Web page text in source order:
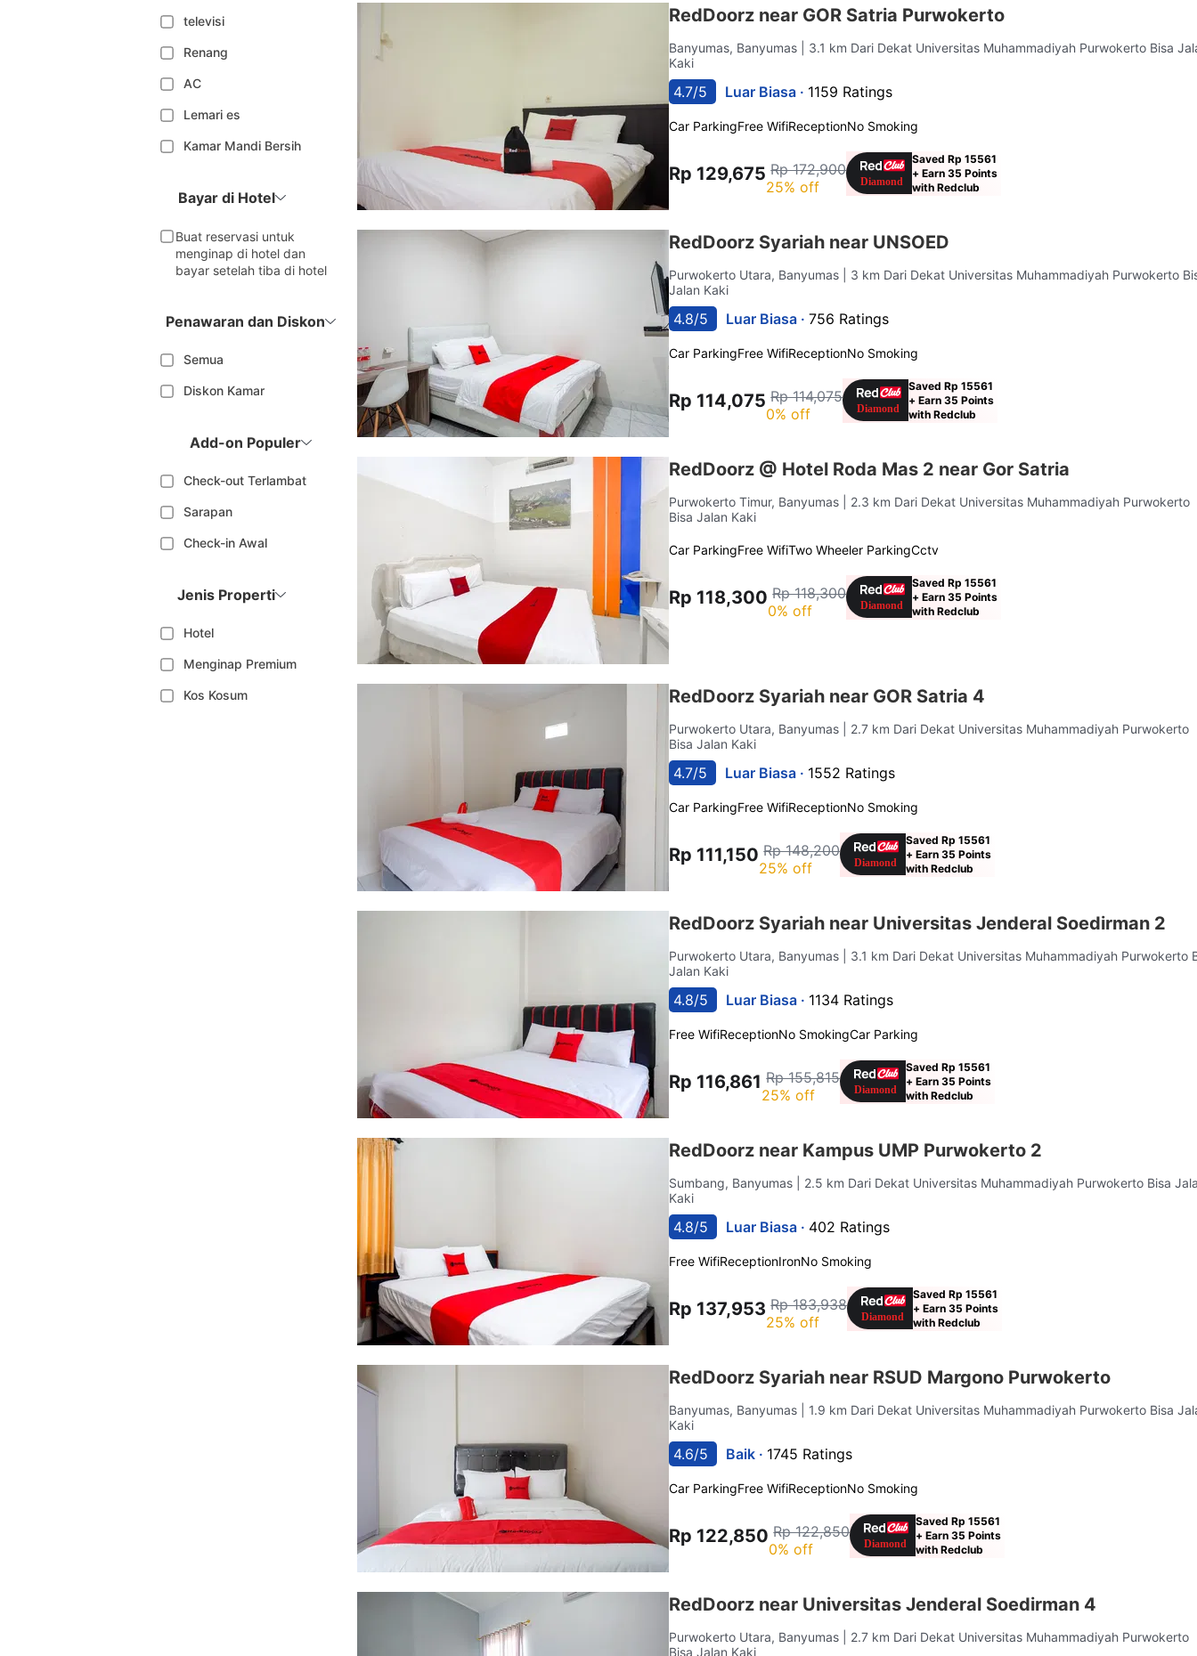
televisi
Renang
AC
Lemari es
Kamar Mandi Bersih
Bayar di Hotel
Buat reservasi untuk
menginap di hotel dan
bayar setelah tiba di hotel
Penawaran dan Diskon
Semua
Diskon Kamar
Add-on Populer
Check-out Terlambat
Sarapan
Check-in Awal
Jenis Properti
Hotel
Menginap Premium
Kos Kosum
RedDoorz near GOR Satria Purwokerto
Banyumas, Banyumas
| 3.1 km Dari Dekat Universitas Muhammadiyah Purwokerto Bisa
Kaki
4.7/5 Luar Biasa · 1159 Ratings
Car ParkingFree WifiReceptionNo Smoking
Rp 129,675 Rp 172,900
25% off
Saved Rp 15561
+ Earn 35 Points
with Redclub
RedDoorz Syariah near UNSOED
Purwokerto Utara, Banyumas
| 3 km Dari Dekat Universitas Muhammadiyah Purwokerto
Jalan Kaki
4.8/5 Luar Biasa ·756 Ratings
Car ParkingFree WifiReceptionNo Smoking
Rp 114,075 Rp 114,075
0% off
Saved Rp 15561
+ Earn 35 Points
with Redclub
RedDoorz @ Hotel Roda Mas 2 near Gor Satria
Purwokerto Timur, Banyumas
| 2.3 km Dari Dekat Universitas Muhammadiyah Purwokerto
Bisa Jalan Kaki
Car ParkingFree WifiTwo Wheeler ParkingCctv
Rp 118,300 Rp 118,300
0% off
Saved Rp 15561
+ Earn 35 Points
with Redclub
RedDoorz Syariah near GOR Satria 4
Purwokerto Utara, Banyumas
| 2.7 km Dari Dekat Universitas Muhammadiyah Purwokerto
Bisa Jalan Kaki
4.7/5 Luar Biasa · 1552 Ratings
Car ParkingFree WifiReceptionNo Smoking
Rp 111,150 Rp 148,200
25% off
Saved Rp 15561
+ Earn 35 Points
with Redclub
RedDoorz Syariah near Universitas Jenderal Soedirman 2
Purwokerto Utara, Banyumas
| 3.1 km Dari Dekat Universitas Muhammadiyah Purwokerto
Jalan Kaki
4.8/5 Luar Biasa · 1134 Ratings
Free WifiReceptionNo SmokingCar Parking
Rp 116,861 Rp 155,815
25% off
Saved Rp 15561
+ Earn 35 Points
with Redclub
RedDoorz near Kampus UMP Purwokerto 2
Sumbang, Banyumas
| 2.5 km Dari Dekat Universitas Muhammadiyah Purwokerto Bisa
Kaki
4.8/5 Luar Biasa · 402 Ratings
Free WifiReceptionIronNo Smoking
Rp 137,953 Rp 183,938
25% off
Saved Rp 15561
+ Earn 35 Points
with Redclub
RedDoorz Syariah near RSUD Margono Purwokerto
Banyumas, Banyumas
| 1.9 km Dari Dekat Universitas Muhammadiyah Purwokerto Bisa
Kaki
4.6/5 Baik · 1745 Ratings
Car ParkingFree WifiReceptionNo Smoking
Rp 122,850 Rp 122,850
0% off
Saved Rp 15561
+ Earn 35 Points
with Redclub
RedDoorz near Universitas Jenderal Soedirman 4
Purwokerto Utara, Banyumas
| 2.7 km Dari Dekat Universitas Muhammadiyah Purwokerto
Bisa Jalan Kaki